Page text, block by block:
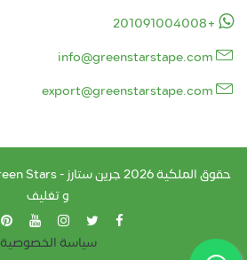
+201091004008
info@greenstarstape.com
export@greenstarstape.com
حقوق الملكية2026
و تغليف
سياسة الخصوصية